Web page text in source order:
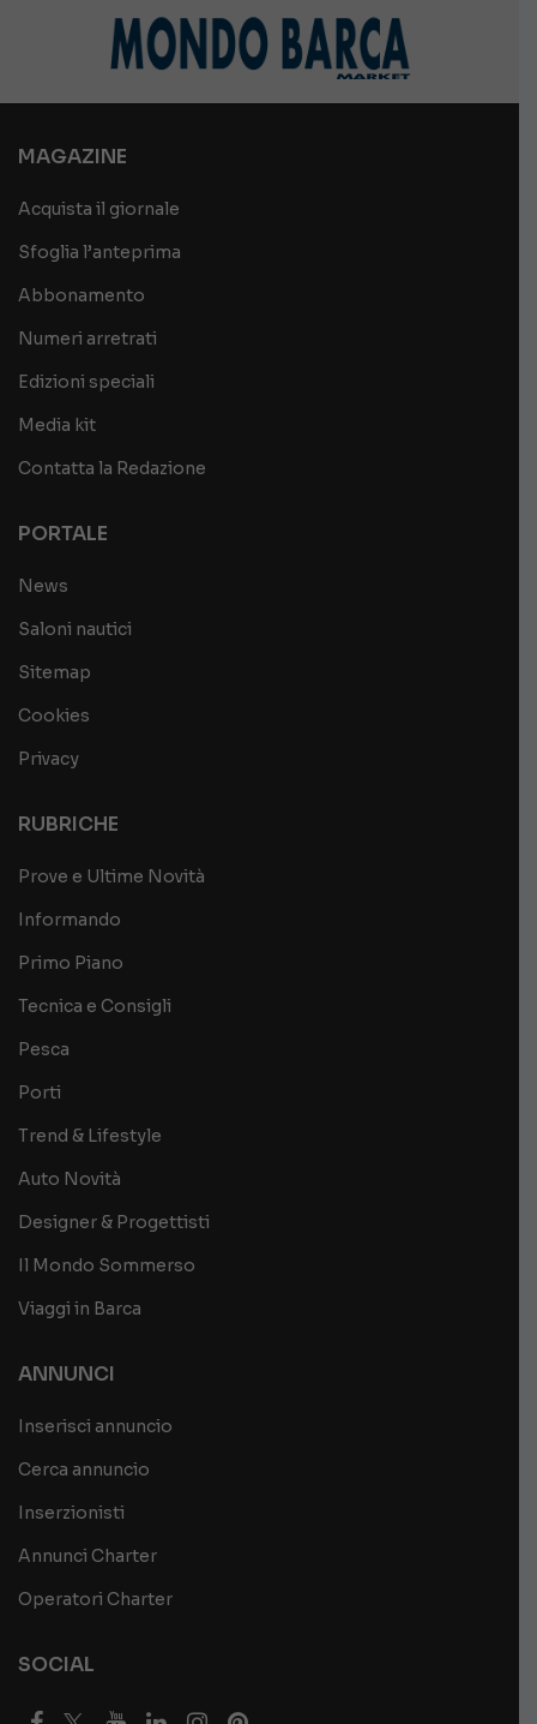
MAGAZINE
Acquista il giornale
Sfoglia l’anteprima
Abbonamento
Numeri arretrati
Edizioni speciali
Media kit
Contatta la Redazione
PORTALE
News
Saloni nautici
Sitemap
Cookies
Privacy
RUBRICHE
Prove e Ultime Novità
Informando
Primo Piano
Tecnica e Consigli
Pesca
Porti
Trend & Lifestyle
Auto Novità
Designer & Progettisti
Il Mondo Sommerso
Viaggi in Barca
ANNUNCI
Inserisci annuncio
Cerca annuncio
Inserzionisti
Annunci Charter
Operatori Charter
SOCIAL